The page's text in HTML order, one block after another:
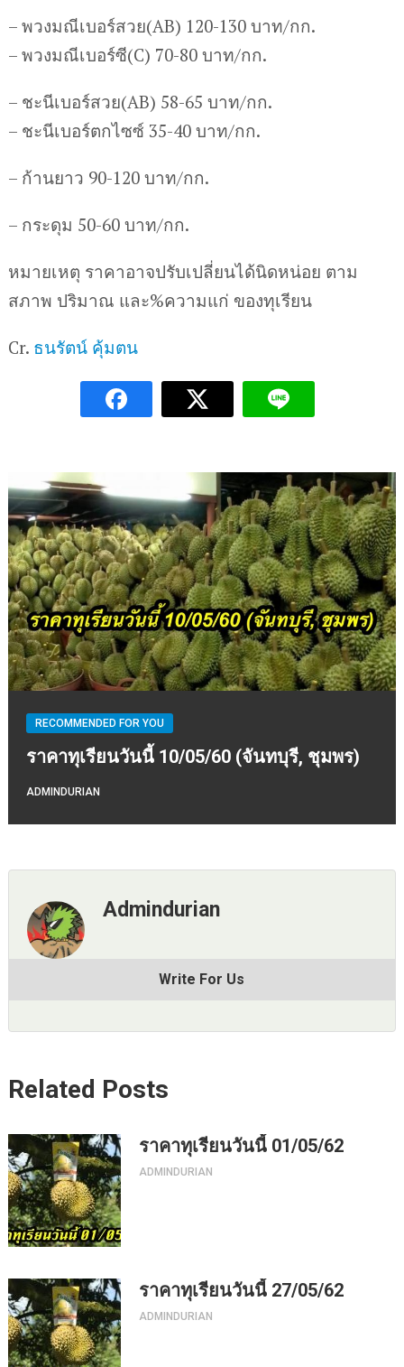
– พวงมณีเบอร์สวย(AB) 120-130 บาท/กก.
– พวงมณีเบอร์ซี(C) 70-80 บาท/กก.
– ชะนีเบอร์สวย(AB) 58-65 บาท/กก.
– ชะนีเบอร์ตกไซซ์ 35-40 บาท/กก.
– ก้านยาว 90-120 บาท/กก.
– กระดุม 50-60 บาท/กก.
หมายเหตุ ราคาอาจปรับเปลี่ยนได้นิดหน่อย ตาม
สภาพ ปริมาณ และ%ความแก่ ของทุเรียน
Cr. ธนรัตน์ คุ้มตน
RECOMMENDED FOR YOU
ราคาทุเรียนวันนี้ 10/05/60 (จันทบุรี, ชุมพร)
ADMINDURIAN
Admindurian
Write For Us
Related Posts
ราคาทุเรียนวันนี้ 01/05/62
ADMINDURIAN
ราคาทุเรียนวันนี้ 27/05/62
ADMINDURIAN